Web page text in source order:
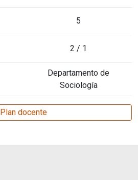
5
2 / 1
Departamento de
Sociología
Plan docente